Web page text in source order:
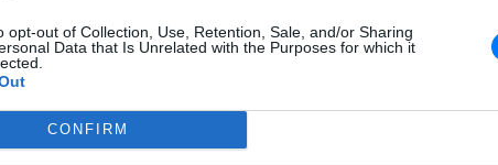
opt-out of Collection, Use, Retention, Sale, and/or Sharing
Data that Is Unrelated with the Purposes for which it
CONFIRM
ΔΙΑΦΗΜΙΣΗ